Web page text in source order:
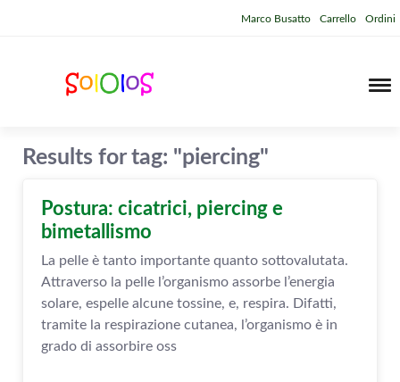
Marco Busatto Carrello Ordini
Results for tag: "piercing"
Postura: cicatrici, piercing e
bimetallismo
La pelle è tanto importante quanto sottovalutata.
Attraverso la pelle l’organismo assorbe l’energia
solare, espelle alcune tossine, e, respira. Difatti,
tramite la respirazione cutanea, l’organismo è in
grado di assorbire oss